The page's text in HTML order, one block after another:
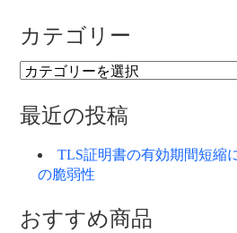
カテゴリー
カ
ゴ
リ
最近の投稿
TLS証明書の有効期間短縮
の脆弱性
おすすめ商品